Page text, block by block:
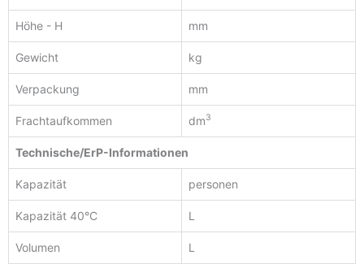
Höhe - H mm
Gewicht kg
Verpackung mm
Frachtaufkommen dm3
Technische/ErP-Informationen
Kapazität personen
Kapazität 40°C L
Volumen L